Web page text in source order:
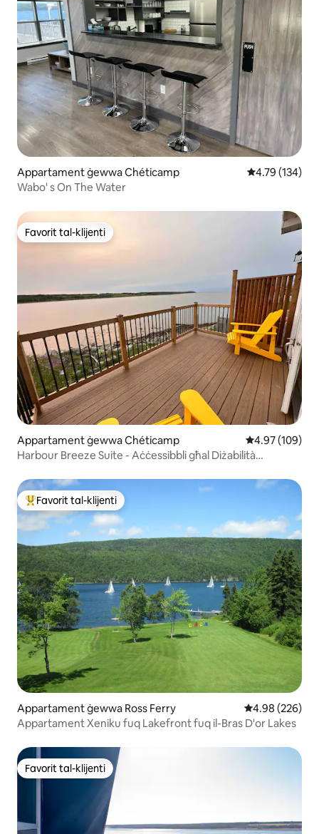
Appartament ġewwa Chéticamp Rating medju
4.79 (134)
Wabo' s On The Water
Favorit tal-klijenti
Favorit tal-klijenti
Appartament ġewwa Chéticamp Rating medju
4.97 (109)
Harbour Breeze Suite - Aċċessibbli għal Diżabilità
Wieħed mill-aqwa favoriti tal-klijenti
Favorit tal-klijenti
Appartament ġewwa Ross Ferry Rating medju
4.98 (226)
Appartament Xeniku fuq Lakefront fuq il-Bras D'or Lakes
Favorit tal-klijenti
Favorit tal-klijenti